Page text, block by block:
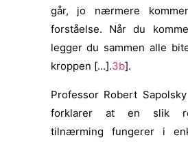
går, jo nærmere
forståelse. Når du
legger du sammen alle
kroppen [...].3b].
Professor Robert
forklarer at en slik
tilnærming fungerer i